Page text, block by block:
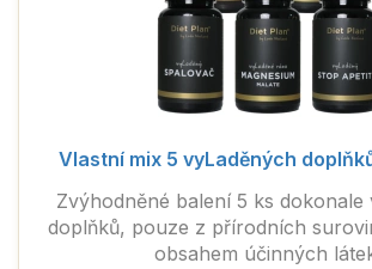
Vlastní mix 5 vyLaděných
Zvýhodněné balení 5 ks dokonale
doplňků, pouze z přírodních
obsahem účinných